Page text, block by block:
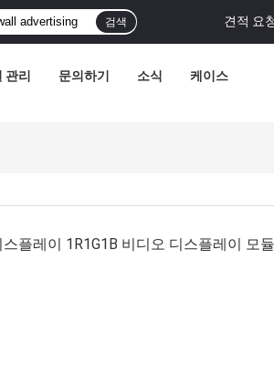
견적 요
검색
관리 문의하기 소식 케이스
플레이 1R1G1B 비디오 디스플레이 모